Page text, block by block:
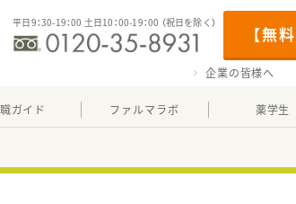
【無
平日9：30-19：00 土日10：00-19：00 （祝日を除く）
企業の皆様へ
ガイド ファルマラボ 薬学生